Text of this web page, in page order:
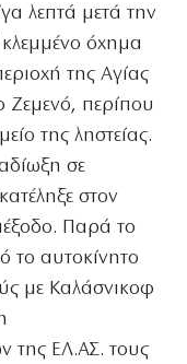
λεπτά μετά την
όχημα
της Αγίας
περίπου
της ληστείας.
σε
στον
Παρά το
το αυτοκίνητο
με Καλάσνικοφ
της ΕΛ.ΑΣ. τους